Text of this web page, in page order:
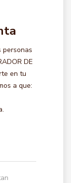
personas
DE
en tu
a que: